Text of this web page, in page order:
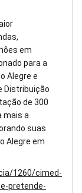
em
para a
Alegre e
Distribuição
de 300
mais a
suas
Alegre em
1260/cimed-
pretende-